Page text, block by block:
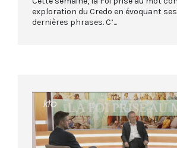
exploration du Credo en évoquant
dernières phrases. C’...